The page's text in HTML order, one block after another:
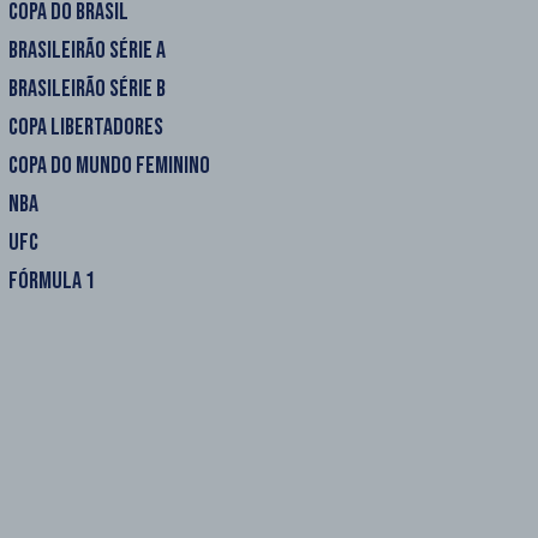
COPA DO BRASIL
BRASILEIRÃO SÉRIE A
BRASILEIRÃO SÉRIE B
COPA LIBERTADORES
COPA DO MUNDO FEMININO
NBA
UFC
FÓRMULA 1